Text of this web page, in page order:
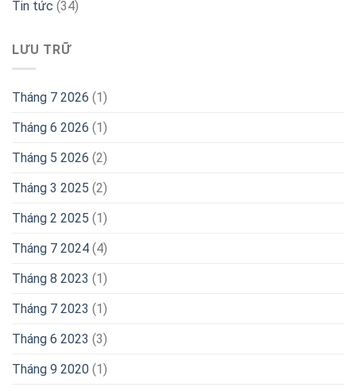
Tin tức (34)
LƯU TRỮ
Tháng 7 2026 (1)
Tháng 6 2026 (1)
Tháng 5 2026 (2)
Tháng 3 2025 (2)
Tháng 2 2025 (1)
Tháng 7 2024 (4)
Tháng 8 2023 (1)
Tháng 7 2023 (1)
Tháng 6 2023 (3)
Tháng 9 2020 (1)